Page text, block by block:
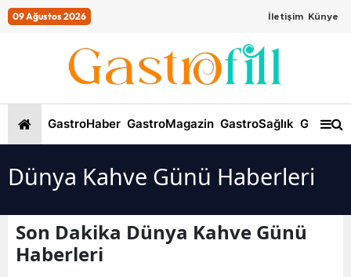
09 Ağustos 2026 İletişim Künye
GastroHaber GastroMagazin GastroSağlık
Dünya Kahve Günü Haberleri
Son Dakika Dünya Kahve Günü
Haberleri